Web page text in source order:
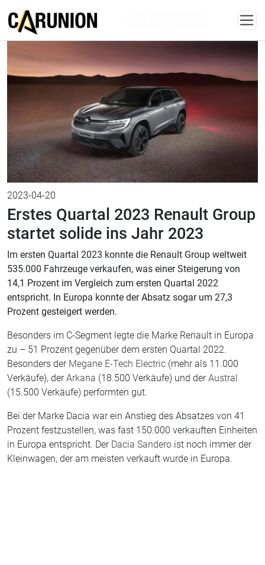
KONTAKT
2023-04-20
Erstes Quartal 2023 Renault Group
startet solide ins Jahr 2023
Im ersten Quartal 2023 konnte die Renault Group weltweit
535.000 Fahrzeuge verkaufen, was einer Steigerung von
14,1 Prozent im Vergleich zum ersten Quartal 2022
entspricht. In Europa konnte der Absatz sogar um 27,3
Prozent gesteigert werden.
Besonders im C-Segment legte die Marke Renault in Europa
zu – 51 Prozent gegenüber dem ersten Quartal 2022.
Besonders der Megane E-Tech Electric (mehr als 11.000
Verkäufe), derArkana (18.500 Verkäufe) und derAustral
(15.500 Verkäufe) performten gut.
Bei der Marke Dacia war ein Anstieg des Absatzes von 41
Prozent festzustellen, was fast 150.000 verkauften Einheiten
in Europa entspricht. Der Dacia Sandero ist noch immer der
Kleinwagen, der am meisten verkauft wurde in Europa.